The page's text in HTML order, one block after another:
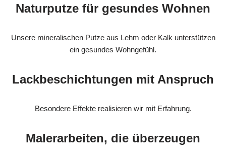
Naturputze für gesundes Wohnen
Unsere mineralischen Putze aus Lehm oder Kalk unterstützen
ein gesundes Wohngefühl.
Lackbeschichtungen mit Anspruch
Besondere Effekte realisieren wir mit Erfahrung.
Malerarbeiten, die überzeugen